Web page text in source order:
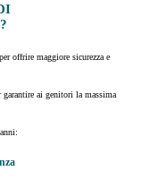
offrire maggiore sicurezza e
ai genitori la massima